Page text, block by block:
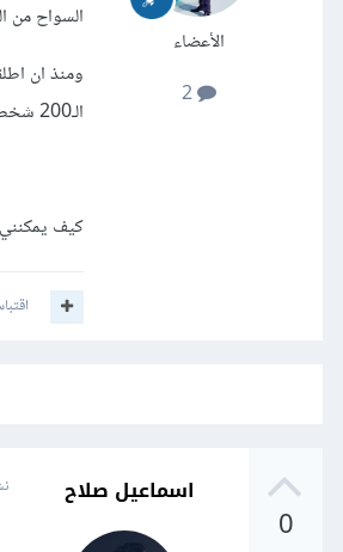
الأعضاء
2
السواح من
ومنذ ان
الـ200 شخص راسلنا عن نفس الموضوع، ولكن جميعهم يسألون ويختفون.
كيف
0
اسماعيل صلاح